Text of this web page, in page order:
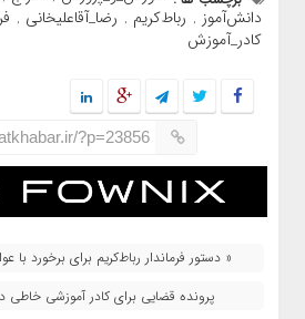
دانش‌آموز , رباط‌کریم , رضا_آقاعلیخانی ,
کادر_آموزش
?p=23856
« دستور فرماندار رباط‌کریم برای برخورد با
پرونده قضایی برای کادر آموزشی خاطی